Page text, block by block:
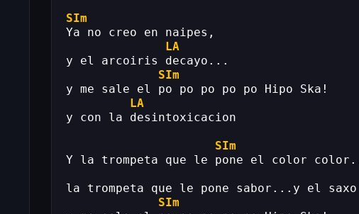
SIm
Ya no creo en naipes,
LA
y el arcoiris decayo...
SIm
y me sale el po po po po po Hipo Ska!
LA
y con la desintoxicacion
SIm
Y la trompeta que le pone el color
la trompeta que le pone sabor...y el saxo
SIm